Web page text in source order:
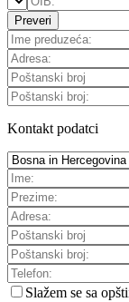
Preveri
Kontakt podatci
Slažem se sa